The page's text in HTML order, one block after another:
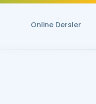
Online Dersler